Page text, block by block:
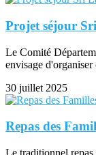
Projet séjour
Le Comité
envisage
30 juillet 2025
Repas des
Le traditionnel